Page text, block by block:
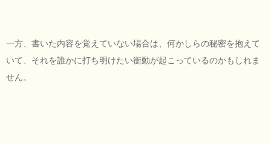
一方、書いた内容を覚えていない場合は、何かしらの秘密を抱えて
いて、それを誰かに打ち明けたい衝動が起こっているのかもしれま
せん。